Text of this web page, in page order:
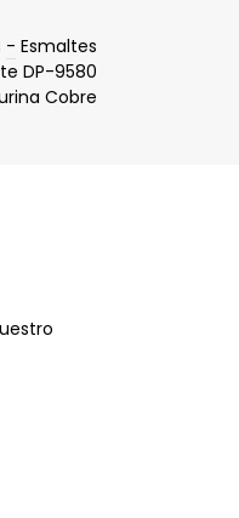
- Esmaltes
DP-9580
Cobre